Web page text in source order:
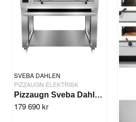
SVEBA DAHLEN
PIZZAUGN ELEKTRISK
Pizzaugn Sveba Dahlen P-602 High Temp
179 690 kr
Ja, ni får publicera min fråga